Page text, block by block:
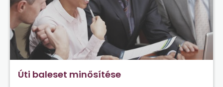
Úti baleset minősítése